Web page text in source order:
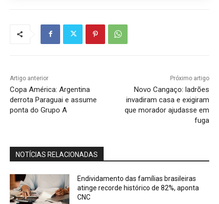
Artigo anterior
Copa América: Argentina
derrota Paraguai e assume
ponta do Grupo A
Próximo artigo
Novo Cangaço: ladrões
invadiram casa e exigiram
que morador ajudasse em
fuga
NOTÍCIAS RELACIONADAS
Endividamento das famílias brasileiras
atinge recorde histórico de 82%, aponta
CNC